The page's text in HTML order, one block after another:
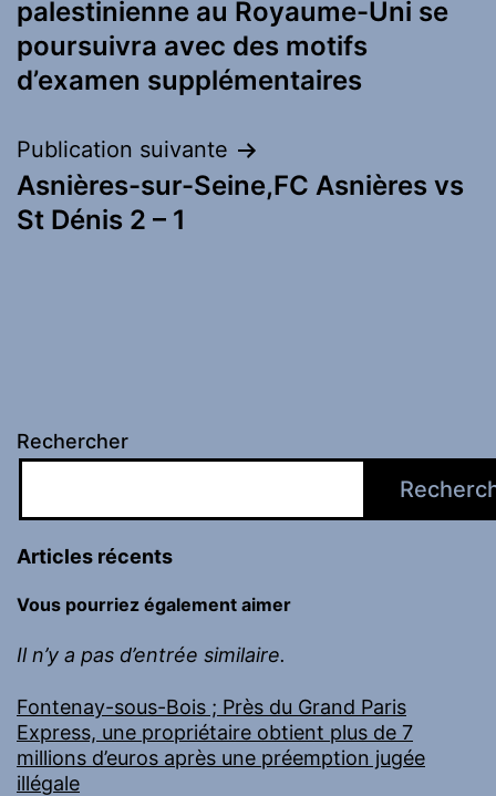
l’article
palestinienne au Royaume-Uni se
poursuivra avec des motifs
d’examen supplémentaires
Publication suivante
Asnières-sur-Seine,FC Asnières vs
St Dénis 2 – 1
Rechercher
Articles récents
Vous pourriez également aimer
Il n’y a pas d’entrée similaire.
Fontenay-sous-Bois ; Près du Grand Paris
Express, une propriétaire obtient plus de 7
millions d’euros après une préemption jugée
illégale